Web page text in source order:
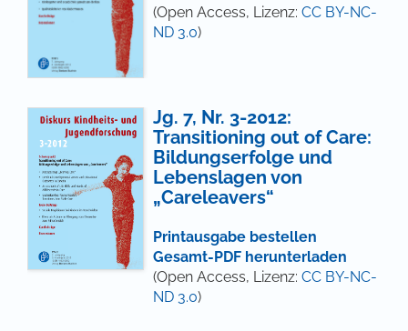
(Open Access, Lizenz: CC BY-NC-
ND 3.0)
Jg. 7, Nr. 3-2012:
Transitioning out of Care:
Bildungserfolge und
Lebenslagen von
„Careleavers“
Printausgabe bestellen
Gesamt-PDF herunterladen
(Open Access, Lizenz: CC BY-NC-
ND 3.0)